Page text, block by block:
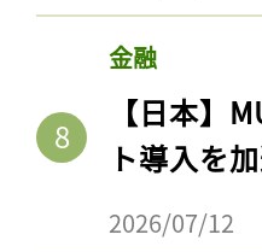
金融
【日本】
ト導入を
2026/07/12